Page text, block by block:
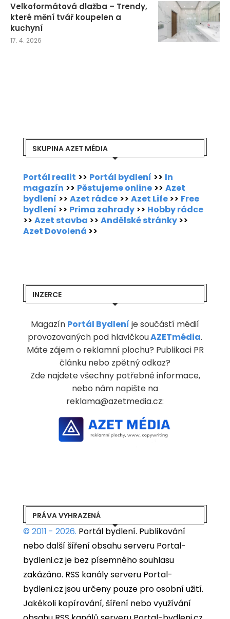
Velkoformátová dlažba – Trendy,
které mění tvář koupelen a
kuchyní
17. 4. 2026
SKUPINA AZET MÉDIA
Portál realit >> Portál bydlení >> In
magazín >> Pěstujeme online >> Azet
bydlení >> Azet rádce >> Azet Life>> Free
bydlení >> Prima zahrady>> Hobby rádce
>> Azet stavba >> Andělské stránky>>
Azet Dovolená >>
INZERCE
Magazín Portál Bydlení je součástí médií
provozovaných pod hlavičkouAZETmédia.
Máte zájem o reklamní plochu? Publikaci PR
článku nebo zpětný odkaz?
Zde najdete všechny potřebné informace,
nebo nám napište na
reklama@azetmedia.cz:
PRÁVA VYHRAZENÁ
© 2011 - 2026. Portál bydlení. Publikování
nebo další šíření obsahu serveru Portal-
bydleni.cz je bez písemného souhlasu
zakázáno. RSS kanály serveru Portal-
bydleni.cz jsou určeny pouze pro osobní užití.
Jakékoli kopírování, šíření nebo využívání